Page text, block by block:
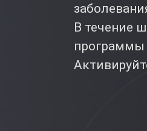
В течение
программы